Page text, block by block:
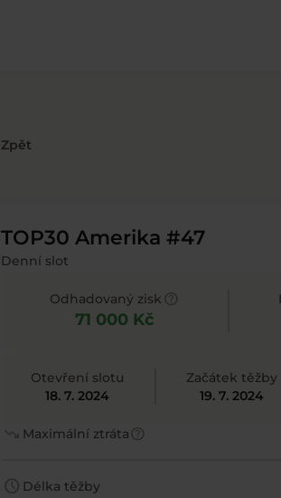
Zpět
TOP30 Amerika #47
Denní slot
Odhadovaný zisk
71 000 Kč
Otevření slotu
18. 7. 2024
Začátek těžby
19. 7. 2024
trending_down Maximální ztrátahelp
schedule Délka těžby